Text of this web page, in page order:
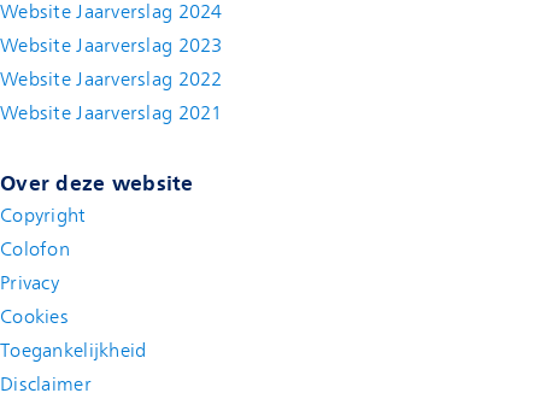
Website Jaarverslag 2024
Website Jaarverslag 2023
Website Jaarverslag 2022
Website Jaarverslag 2021
Over deze website
Copyright
Colofon
Privacy
Cookies
Toegankelijkheid
Disclaimer(new window)